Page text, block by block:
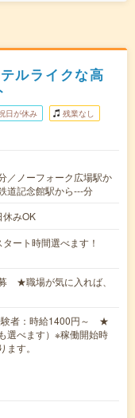
ルライクな高
日が休み 残業なし
／ノーフォーク広場駅か
道記念館駅から---分
みOK
ート時間選べます！
★職場が気に入れば、
者：時給1400円～ ★
選べます）※稼働開始時
す。